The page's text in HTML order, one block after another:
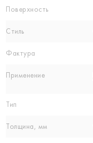
Поверхность
Стиль
Фактура
Применение
Тип
Толщина, мм